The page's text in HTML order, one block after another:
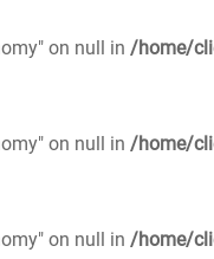
on null in /home/
on null in /home/
on null in /home/